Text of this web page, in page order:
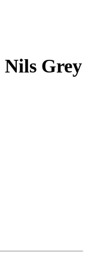
Nils Grey